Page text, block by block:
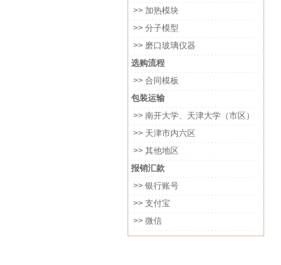
>> 加热模块
>> 分子模型
>> 磨口玻璃仪器
选购流程
>> 合同模板
包装运输
>> 南开大学、天津大学（市区）
>> 天津市内六区
>> 其他地区
报销汇款
>> 银行账号
>> 支付宝
>> 微信